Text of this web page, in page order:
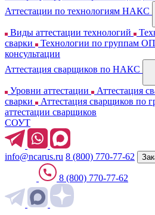
Аттестации по технологиям НАКС
Виды аттестации технологий
сварки
Технологии по группам
консультации
Аттестация сварщиков по НАКС
Уровни аттестации
Аттестация
сварки
Аттестация сварщиков по
аттестации сварщиков
СОУТ
info@ncarus.ru 8 (800) 770-77-62
8 (800) 770-77-62